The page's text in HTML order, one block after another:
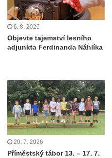
6. 8. 2026
Objevte tajemství lesního
adjunkta Ferdinanda Náhlíka
20. 7. 2026
Příměstský tábor 13. – 17. 7.